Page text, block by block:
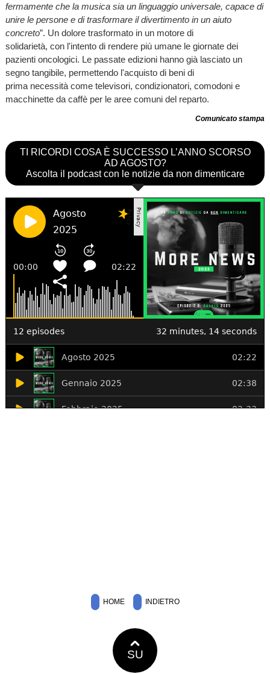
fermamente che la musica sia un linguaggio universale, capace di
unire le persone e di trasformare il divertimento in un aiuto
concreto”. Un dolore trasformato in un motore di
solidarietà, con l'intento di rendere più umane le giornate dei
pazienti oncologici. Le passate edizioni hanno già lasciato un
segno tangibile, permettendo l'acquisto di beni di
prima necessità come televisori, condizionatori, comodoni e
macchinette da caffè per le aree comuni del reparto.
Comunicato stampa
TI RICORDI COSA È SUCCESSO L’ANNO SCORSO
AD AGOSTO?
Ascolta il podcast con le notizie da non dimenticare
HOME INDIETRO
SU